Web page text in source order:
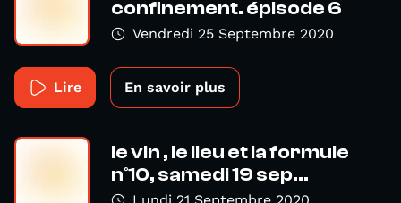
confinement. épisode 6
Vendredi 25 Septembre 2020
Lire En savoir plus
le vin , le lieu et la formule
n°10, samedi 19 sep...